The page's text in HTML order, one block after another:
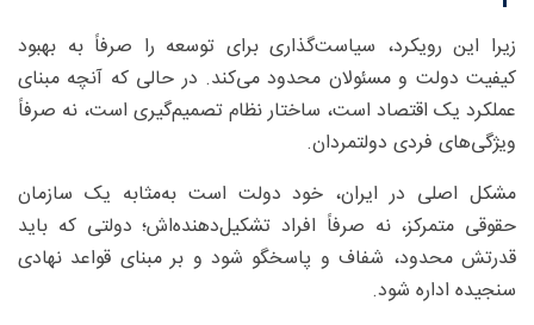
زیرا این رویکرد، سیاست‌گذاری برای توسعه را صرفاً به بهبود
کیفیت دولت و مسئولان محدود می‌کند. در حالی که آنچه مبنای
عملکرد یک اقتصاد است، ساختار نظام تصمیم‌گیری است، نه صرفاً
ویژگی‌های فردی دولتمردان.
مشکل اصلی در ایران، خود دولت است به‌مثابه یک سازمان
حقوقی متمرکز، نه صرفاً افراد تشکیل‌دهنده‌اش؛ دولتی که باید
قدرتش محدود، شفاف و پاسخگو شود و بر مبنای قواعد نهادی
سنجیده اداره شود.